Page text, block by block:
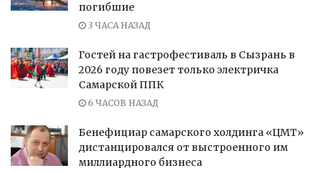
погибшие
3 ЧАСА НАЗАД
Гостей на гастрофестиваль в Сызрань в
2026 году повезет только электричка
Самарской ППК
6 ЧАСОВ НАЗАД
Бенефициар самарского холдинга «ЦМТ»
дистанцировался от выстроенного им
миллиардного бизнеса